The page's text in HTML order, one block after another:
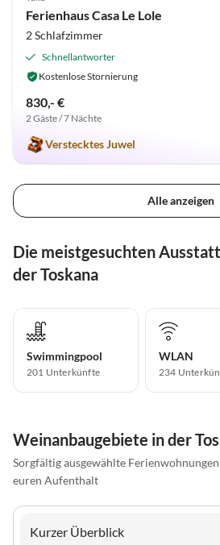
Ferienhaus Casa Le Lole
2 Schlafzimmer
Schnellantworter
Kostenlose Stornierung
830,- €
2 Gäste / 7 Nächte
Verstecktes Juwel
Alle anzeigen
Die meistgesuchten
der Toskana
Swimmingpool
201 Unterkünfte
WLAN
234
Weinanbaugebiete in der
Sorgfältig ausgewählte
euren Aufenthalt
Kurzer Überblick